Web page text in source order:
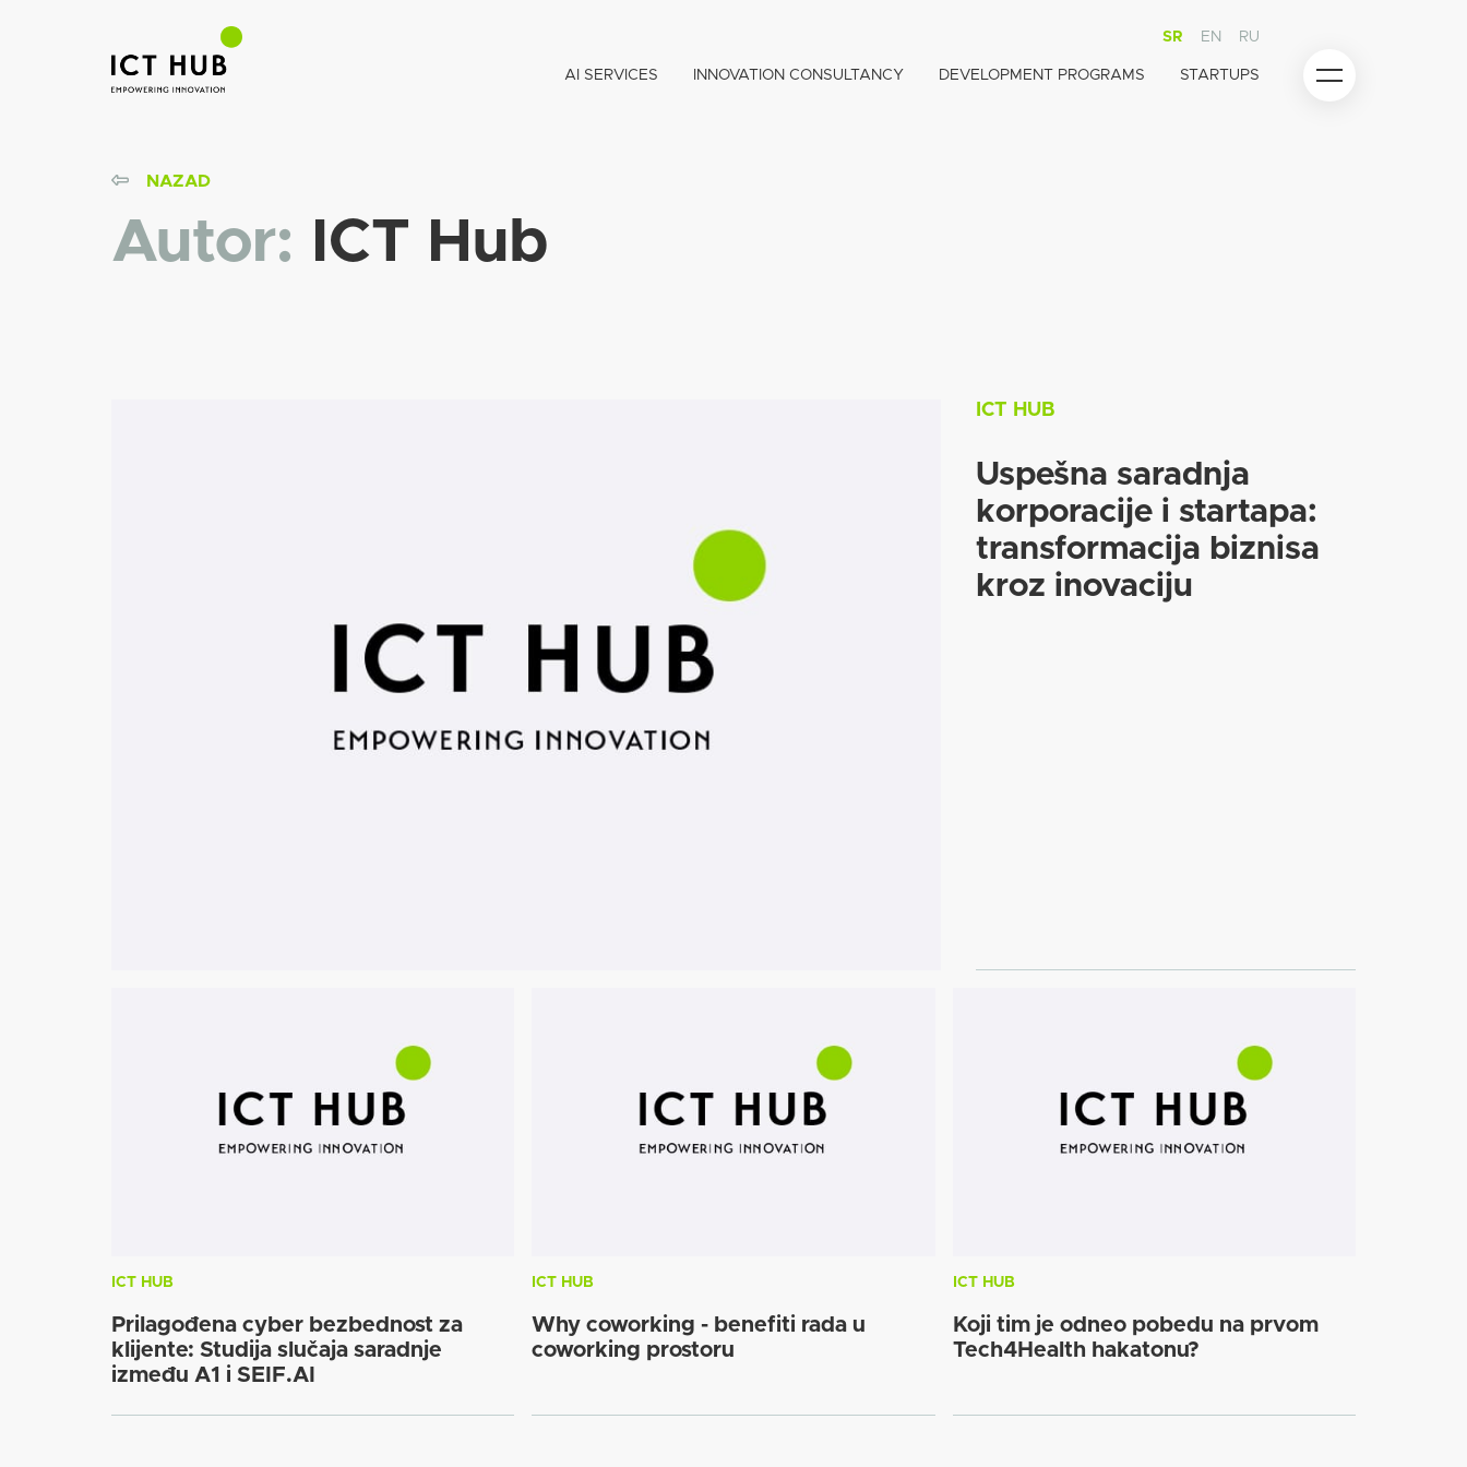
SR EN RU
AI SERVICES INNOVATION CONSULTANCY DEVELOPMENT PROGRAMS STARTUPS
NAZAD
Autor: ICT Hub
ICT HUB
Uspešna saradnja
korporacije i startapa:
transformacija biznisa
kroz inovaciju
ICT HUB
Prilagođena cyber bezbednost za
klijente: Studija slučaja saradnje
između A1 i SEIF.AI
ICT HUB
Why coworking - benefiti rada u
coworking prostoru
ICT HUB
Koji tim je odneo pobedu na prvom
Tech4Health hakatonu?